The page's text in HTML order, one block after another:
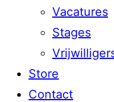
Vacatures
Stages
Store
Contact